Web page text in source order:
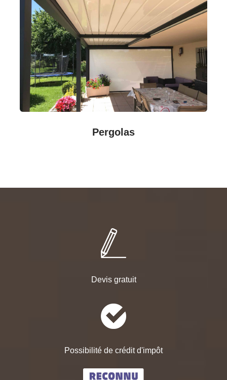
Pergolas
Devis gratuit
Possibilité de crédit d'impôt